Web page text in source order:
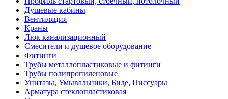
Душевые кабины
Вентиляция
Краны
Люк канализационный
Смесители и душевое оборудование
Фитинги
Трубы металлопластиковые и фитинги
Трубы полипропиленовые
Унитазы, Умывальники, Биде, Писсуары
Арматура стеклопластиковая